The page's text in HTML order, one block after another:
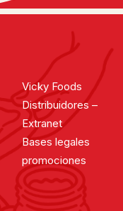
Vicky Foods
Distribuidores –
Extranet
Bases legales
promociones